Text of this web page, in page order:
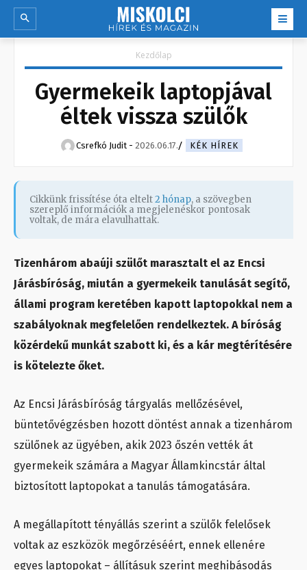
Kezdőlap
Gyermekeik laptopjával
éltek vissza szülők
Csrefkó Judit - 2026.06.17. KÉK HÍREK
Cikkünk frissítése óta eltelt2 hónap, a szövegben
szereplő információk a megjelenéskor pontosak
voltak, de mára elavulhattak.
Tizenhárom abaúji szülőt marasztalt el az Encsi
Járásbíróság, miután a gyermekeik tanulását segítő,
állami program keretében kapott laptopokkal nem a
szabályoknak megfelelően rendelkeztek. A bíróság
közérdekű munkát szabott ki, és a kár megtérítésére
is kötelezte őket.
Az Encsi Járásbíróság tárgyalás mellőzésével,
büntetővégzésben hozott döntést annak a tizenhárom
szülőnek az ügyében, akik 2023 őszén vették át
gyermekeik számára a Magyar Államkincstár által
biztosított laptopokat a tanulás támogatására.
A megállapított tényállás szerint a szülők felelősek
voltak az eszközök megőrzéséért, ennek ellenére
egyes laptopokat – állításuk szerint meghibásodás